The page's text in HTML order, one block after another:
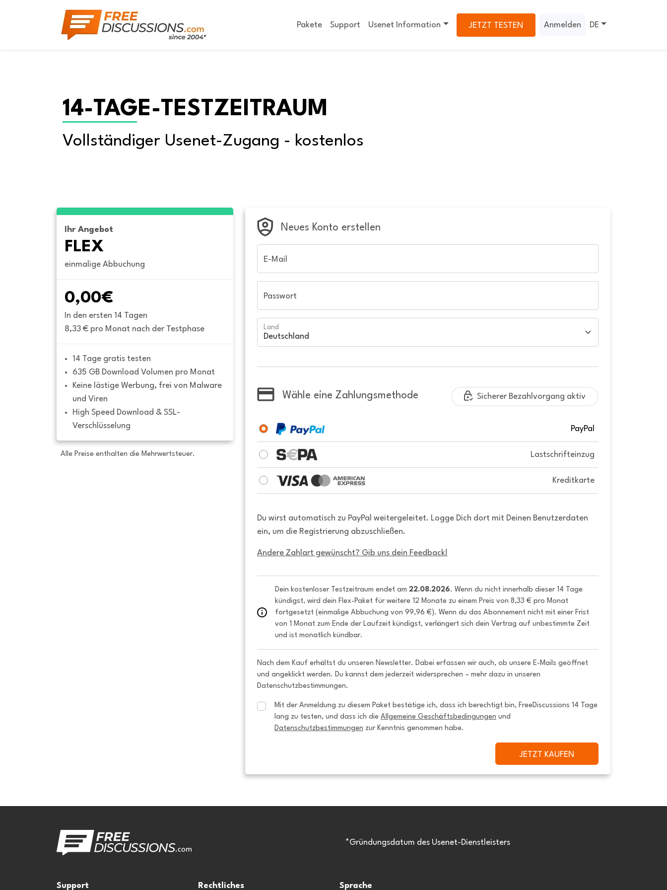
Pakete Support Usenet Information JETZT TESTEN Anmelden DE
14-TAGE-TESTZEITRAUM
Vollständiger Usenet-Zugang - kostenlos
Ihr Angebot
FLEX
einmalige Abbuchung
0,00€
In den ersten 14 Tagen
8,33 € pro Monat nach der Testphase
14 Tage gratis testen
635 GB Download Volumen pro Monat
Keine lästige Werbung, frei von Malware
und Viren
High Speed Download & SSL-
Verschlüsselung
Alle Preise enthalten die Mehrwertsteuer.
Neues Konto erstellen
E-Mail
Passwort
Land
Wähle eine Zahlungsmethode Sicherer Bezahlvorgang aktiv
PayPal
Lastschrifteinzug
Kreditkarte
Du wirst automatisch zu PayPal weitergeleitet. Logge Dich dort mit Deinen Benutzerdaten
ein, um die Registrierung abzuschließen.
Andere Zahlart gewünscht? Gib uns dein Feedback!
Dein kostenloser Testzeitraum endet am 22.08.2026. Wenn du nicht innerhalb dieser 14 Tage
kündigst, wird dein Flex-Paket für weitere 12 Monate zu einem Preis von 8,33 € pro Monat
fortgesetzt (einmalige Abbuchung von 99,96 €). Wenn du das Abonnement nicht mit einer Frist
von 1 Monat zum Ende der Laufzeit kündigst, verlängert sich dein Vertrag auf unbestimmte Zeit
und ist monatlich kündbar.
Nach dem Kauf erhältst du unseren Newsletter. Dabei erfassen wir auch, ob unsere E-Mails geöffnet
und angeklickt werden. Du kannst dem jederzeit widersprechen – mehr dazu in unseren
Datenschutzbestimmungen.
Mit der Anmeldung zu diesem Paket bestätige ich, dass ich berechtigt bin, FreeDiscussions 14 Tage
lang zu testen, und dass ich die Allgemeine Geschäftsbedingungen
Datenschutzbestimmungen zur Kenntnis genommen habe.
JETZT KAUFEN
*Gründungsdatum des Usenet-Dienstleisters
Support Rechtliches Sprache